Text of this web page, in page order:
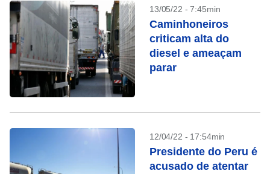
13/05/22 - 7:45min
Caminhoneiros
criticam alta do
diesel e ameaçam
parar
12/04/22 - 17:54min
Presidente do Peru é
acusado de atentar